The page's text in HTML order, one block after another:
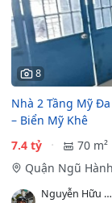
8
Nhà 2 Tầng Mỹ
– Biển Mỹ Khê
7.4 tỷ
70 m²
Quận Ngũ
Nguyễn Hữu Chính